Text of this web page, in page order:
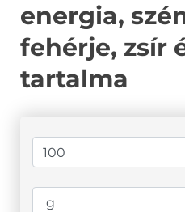
energia,
fehérje, zsír
tartalma